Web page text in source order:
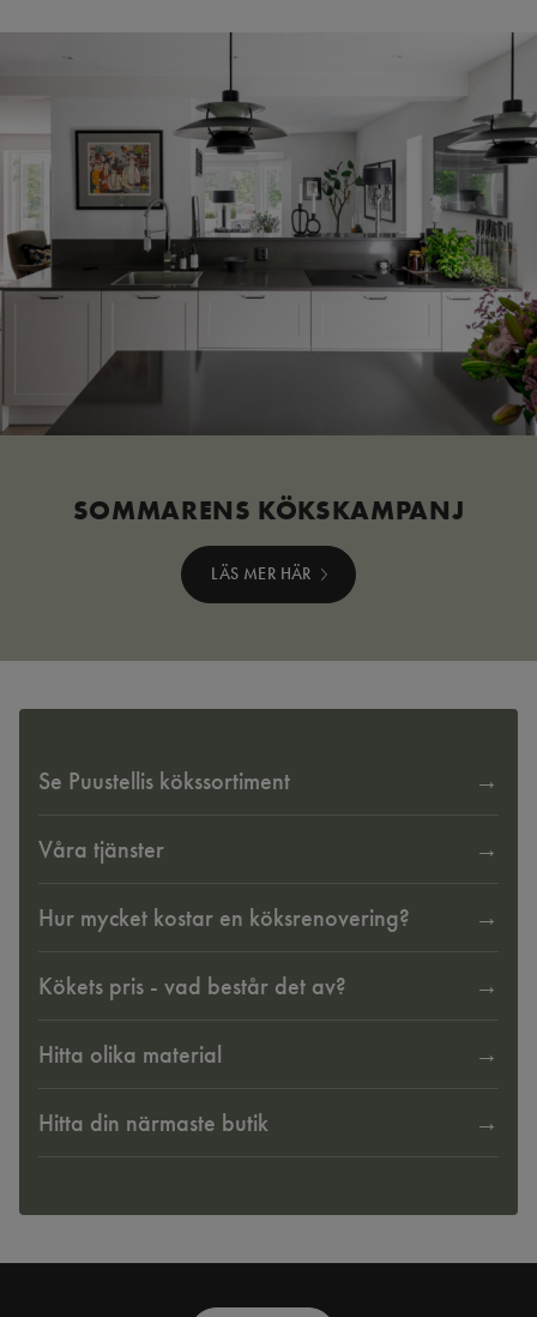
SOMMARENS KÖKSKAMPANJ
LÄS MER HÄR
Se Puustellis kökssortiment
Våra tjänster
Hur mycket kostar en köksrenovering?
Kökets pris - vad består det av?
Hitta olika material
Hitta din närmaste butik